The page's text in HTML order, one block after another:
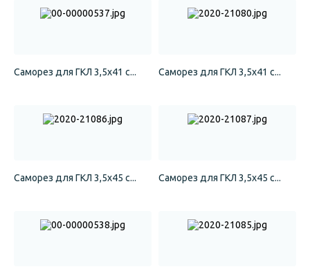
Саморез для ГКЛ 3,5х41 с... Саморез для ГКЛ 3,5х41 с...
Саморез для ГКЛ 3,5х45 с... Саморез для ГКЛ 3,5х45 с...